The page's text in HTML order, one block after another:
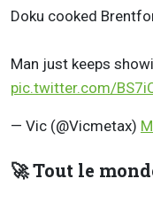
Doku cooked
Man just keeps
pic.twitter.com/
— Vic (@Vicmetax)
🚀 Tout le